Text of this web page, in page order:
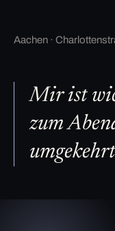
Aachen ·
Mir ist
zum